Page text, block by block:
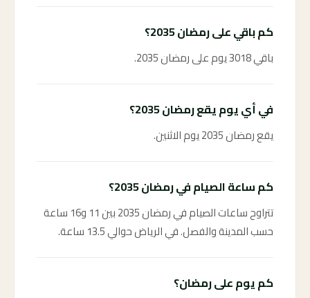
كم باقي على رمضان 2035؟
باقي 3018 يوم على رمضان 2035.
في أي يوم يقع رمضان 2035؟
يقع رمضان 2035 يوم الاثنين.
كم ساعة الصيام في رمضان 2035؟
تتراوح ساعات الصيام في رمضان 2035 بين 11 و16 ساعة
حسب المدينة والفصل. في الرياض حوالي 13.5 ساعة.
كم يوم على رمضان؟